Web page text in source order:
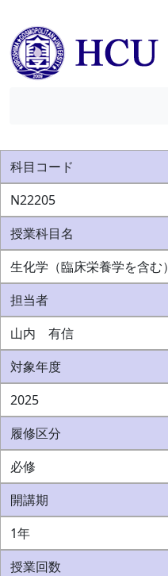
科目コード
N22205
授業科目名
生化学（臨床栄養学を含む）
担当者
山内 有信
対象年度
2025
履修区分
必修
開講期
1年
授業回数